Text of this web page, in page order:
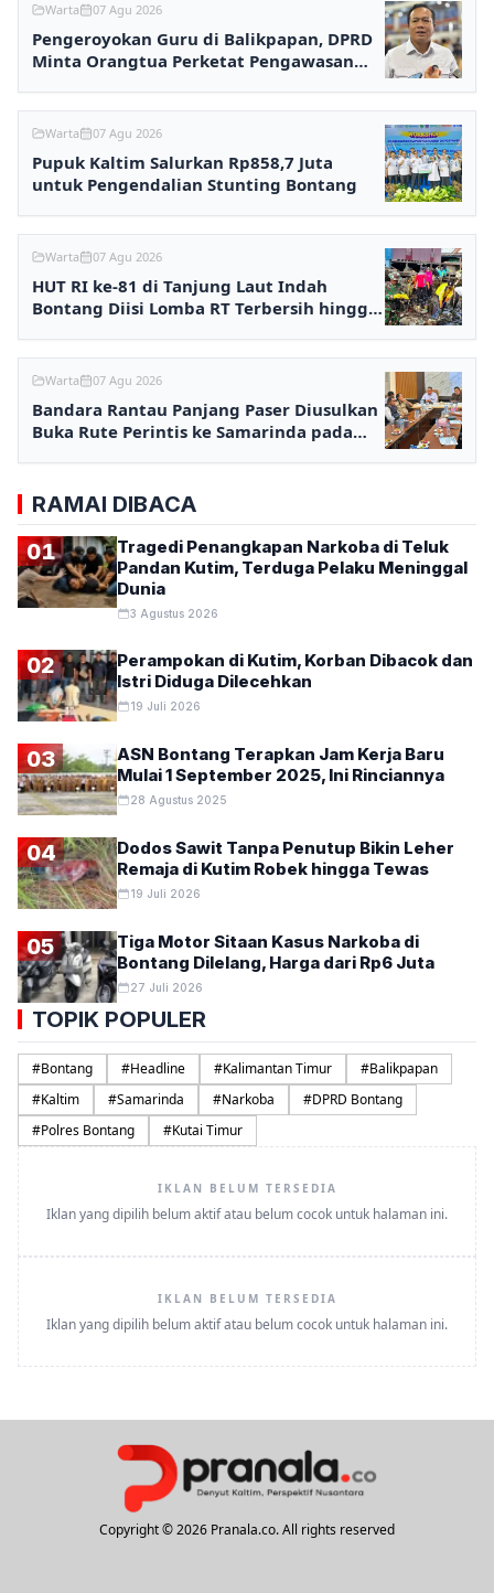
Warta 07 Agu 2026
Pengeroyokan Guru di Balikpapan, DPRD
Minta Orangtua Perketat Pengawasan
Warta 07 Agu 2026
Pupuk Kaltim Salurkan Rp858,7 Juta
untuk Pengendalian Stunting Bontang
Warta 07 Agu 2026
HUT RI ke-81 di Tanjung Laut Indah
Bontang Diisi Lomba RT Terbersih hingga
Warta 07 Agu 2026
Bandara Rantau Panjang Paser Diusulkan
Buka Rute Perintis ke Samarinda pada
RAMAI DIBACA
01
Tragedi Penangkapan Narkoba di Teluk
Pandan Kutim, Terduga Pelaku Meninggal
Dunia
3 Agustus 2026
02
Perampokan di Kutim, Korban Dibacok dan
Istri Diduga Dilecehkan
19 Juli 2026
03
ASN Bontang Terapkan Jam Kerja Baru
Mulai 1 September 2025, Ini Rinciannya
28 Agustus 2025
04
Dodos Sawit Tanpa Penutup Bikin Leher
Remaja di Kutim Robek hingga Tewas
19 Juli 2026
05
Tiga Motor Sitaan Kasus Narkoba di
Bontang Dilelang, Harga dari Rp6 Juta
27 Juli 2026
TOPIK POPULER
#Bontang #Headline #Kalimantan Timur #Balikpapan
#Kaltim #Samarinda #Narkoba #DPRD Bontang
#Polres Bontang #Kutai Timur
IKLAN BELUM TERSEDIA
Iklan yang dipilih belum aktif atau belum cocok untuk halaman ini.
IKLAN BELUM TERSEDIA
Iklan yang dipilih belum aktif atau belum cocok untuk halaman ini.
Copyright © 2026 Pranala.co. All rights reserved